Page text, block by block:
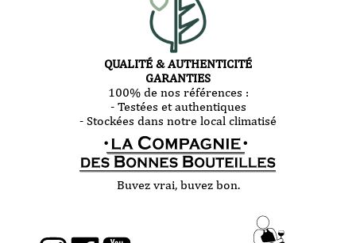
QUALITÉ & AUTHENTICITÉ
GARANTIES
100% de nos références :
- Testées et authentiques
- Stockées dans notre local climatisé
Buvez vrai, buvez bon.